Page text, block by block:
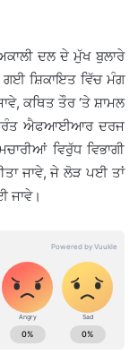
ਦਲ ਦੇ ਮੁੱਖ ਬੁਲਾਰੇ
ਸ਼ਿਕਾਇਤ ਵਿੱਚ ਮੰਗ
ਕਥਿਤ ਤੌਰ ‘ਤੇ ਸ਼ਾਮਲ
ਤੁਰੰਤ ਐਫਆਈਆਰ ਦਰਜ
ਵਿਰੁੱਧ ਵਿਭਾਗੀ
ਜਾਵੇ, ਜੇ ਲੋੜ ਪਈ ਤਾਂ
ਜਾਵੇ।